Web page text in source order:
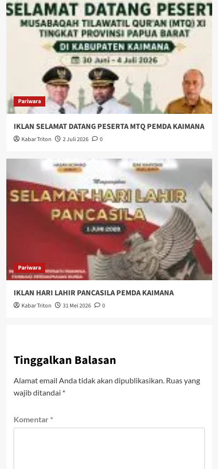
Pariwara
IKLAN SELAMAT DATANG PESERTA MTQ PEMDA KAIMANA
Kabar Triton 2 Juli 2026 0
Pariwara
IKLAN HARI LAHIR PANCASILA PEMDA KAIMANA
Kabar Triton 31 Mei 2026 0
Tinggalkan Balasan
Alamat email Anda tidak akan dipublikasikan. Ruas yang
wajib ditandai *
Komentar *